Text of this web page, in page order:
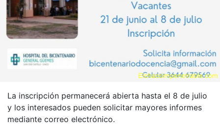
La inscripción permanecerá abierta hasta el 8 de julio
y los interesados pueden solicitar mayores informes
mediante correo electrónico.